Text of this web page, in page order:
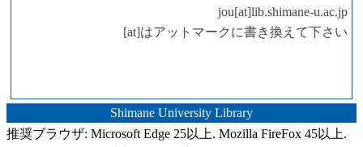
jou[at]lib.shimane-u.ac.jp
[at]はアットマークに書き換えて下さい
Shimane University Library
推奨ブラウザ: Microsoft Edge 25以上. Mozilla FireFox 45以上.